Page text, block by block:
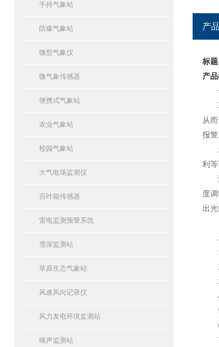
手持气象站
防爆气象站
微型气象仪
微气象传感器
便携式气象站
农业气象站
校园气象站
大气电场监测仪
百叶箱传感器
雷电监测预警系统
雪深监测站
草原生态气象站
风速风向记录仪
风力发电环境监测站
噪声监测站
产
标
产
从
报
应
利
测
度
出
1
2
3
4
5
6
7